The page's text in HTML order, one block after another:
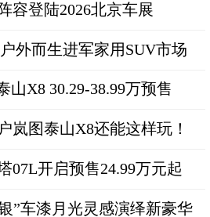
容登陆2026北京车展
外而生进军家用SUV市场
山X8 30.29-38.99万预售
岚图泰山X8还能这样玩！
07L开启预售24.99万元起
”车漆月光灵感演绎新豪华